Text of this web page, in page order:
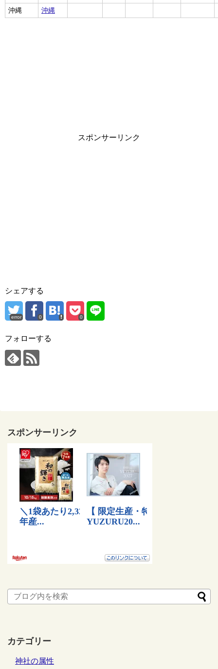
沖縄
沖縄
スポンサーリンク
シェアする
error 0 0
フォローする
スポンサーリンク
カテゴリー
神社の属性